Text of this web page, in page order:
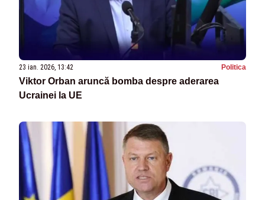
23 ian. 2026, 13:42 Politica
Viktor Orban aruncă bomba despre aderarea
Ucrainei la UE